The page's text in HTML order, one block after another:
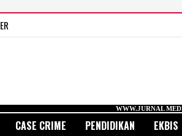
WWW.JURNAL MEDIA INDONESIA.COM
CASE CRIME PENDIDIKAN EKBIS